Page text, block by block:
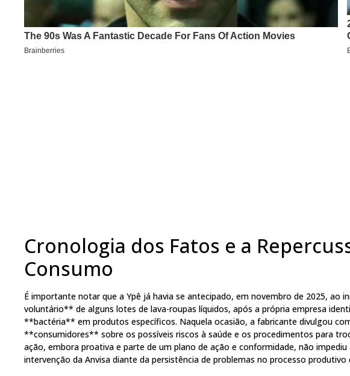
Cronologia dos Fatos e a
Consumo
É importante notar que a Ypê já havia se antecipado, em novembro de 2025, ao
voluntário** de alguns lotes de lava-roupas líquidos, após a própria empresa
**bactéria** em produtos específicos. Naquela ocasião, a fabricante divulgou
**consumidores** sobre os possíveis riscos à saúde e os procedimentos para
ação, embora proativa e parte de um plano de ação e conformidade, não impediu
intervenção da Anvisa diante da persistência de problemas no processo produtivo